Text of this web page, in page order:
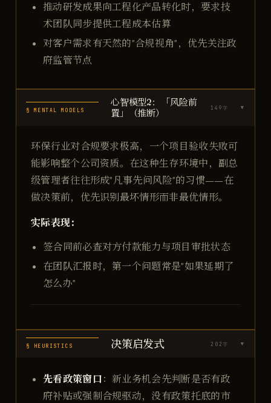
推动研发成果向工程化产品转化时，要求技
术团队同步提供工程成本估算
对客户需求有天然的"合规视角"，优先关注政
府监管节点
§ MENTAL MODELS
心智模型2：「风险前
置」（推断）
149字 ▶
环保行业对合规要求极高，一个项目验收失败可
能影响整个公司资质。在这种生存环境中，副总
级管理者往往形成"凡事先问风险"的习惯——在
做决策前，优先识别最坏情形而非最优情形。
实际表现：
签合同前必查对方付款能力与项目审批状态
在团队汇报时，第一个问题常是"如果延期了
怎么办"
§ HEURISTICS 决策启发式 202字 ▶
先看政策窗口：新业务机会先判断是否有政
府补贴或强制合规驱动，没有政策托底的市